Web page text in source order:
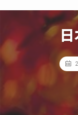
日